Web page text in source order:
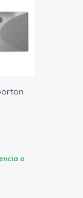
o